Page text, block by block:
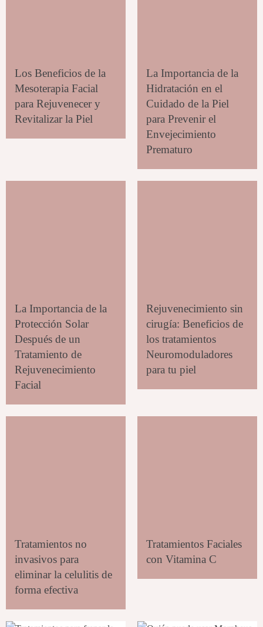
Los Beneficios de la
Mesoterapia Facial
para Rejuvenecer y
Revitalizar la Piel
La Importancia de la
Hidratación en el
Cuidado de la Piel
para Prevenir el
Envejecimiento
Prematuro
La Importancia de la
Protección Solar
Después de un
Tratamiento de
Rejuvenecimiento
Facial
Rejuvenecimiento sin
cirugía: Beneficios de
los tratamientos
Neuromoduladores
para tu piel
Tratamientos no
invasivos para
eliminar la celulitis de
forma efectiva
Tratamientos Faciales
con Vitamina C